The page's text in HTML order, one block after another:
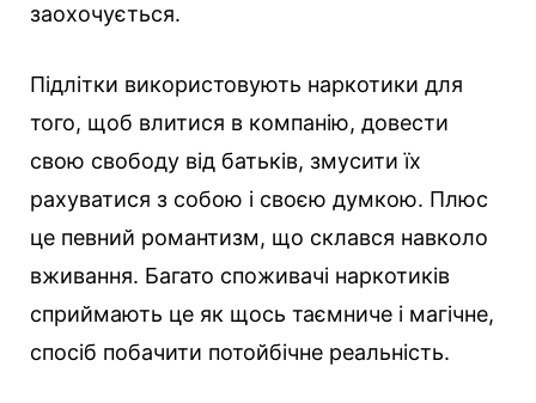
заохочується.
Підлітки використовують наркотики для
того, щоб влитися в компанію, довести
свою свободу від батьків, змусити їх
рахуватися з собою і своєю думкою. Плюс
це певний романтизм, що склався навколо
вживання. Багато споживачі наркотиків
сприймають це як щось таємниче і магічне,
спосіб побачити потойбічне реальність.